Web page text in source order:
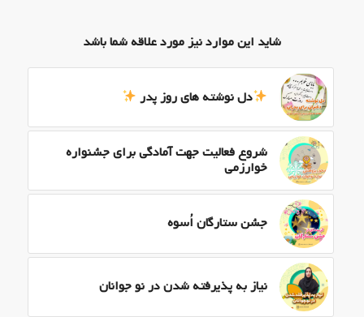
شاید این موارد نیز مورد علاقه شما باشد
دل نوشته های روز پدر
شروع فعالیت جهت آمادگی برای جشنواره
خوارزمی
جشن ستارگان اُسوه
نیاز به پذیرفته شدن در نو جوانان